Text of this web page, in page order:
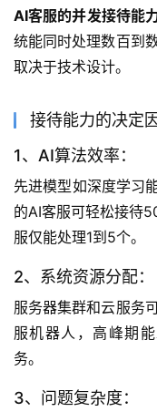
AI客服的并发接待能
统能同时处理数百到
取决于技术设计。
接待能力的决定
1、AI算法效率：
先进模型如深度学习
的AI客服可轻松接待
服仅能处理1到5个。
2、系统资源分配：
服务器集群和云服务
服机器人，高峰期
务。
3、问题复杂度：